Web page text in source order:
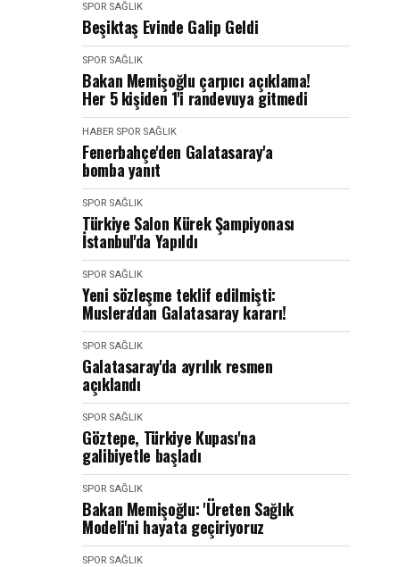
SPOR SAĞLIK
Beşiktaş Evinde Galip Geldi
SPOR SAĞLIK
Bakan Memişoğlu çarpıcı açıklama!
Her 5 kişiden 1'i randevuya gitmedi
HABER SPOR SAĞLIK
Fenerbahçe'den Galatasaray'a
bomba yanıt
SPOR SAĞLIK
Türkiye Salon Kürek Şampiyonası
İstanbul'da Yapıldı
SPOR SAĞLIK
Yeni sözleşme teklif edilmişti:
Muslera'dan Galatasaray kararı!
SPOR SAĞLIK
Galatasaray'da ayrılık resmen
açıklandı
SPOR SAĞLIK
Göztepe, Türkiye Kupası'na
galibiyetle başladı
SPOR SAĞLIK
Bakan Memişoğlu: 'Üreten Sağlık
Modeli'ni hayata geçiriyoruz
SPOR SAĞLIK